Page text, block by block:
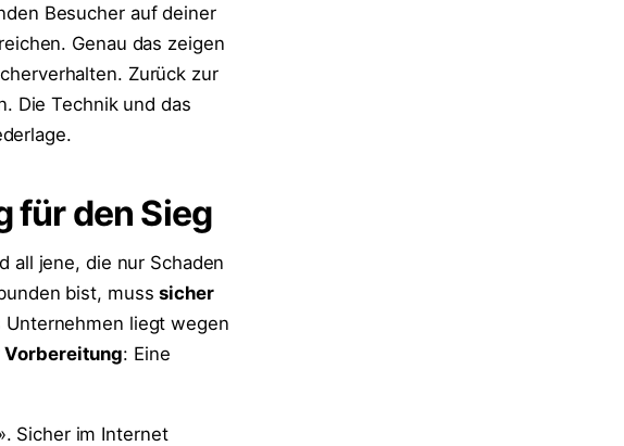
Besucher auf deiner
Genau das zeigen
Zurück zur
Die Technik und das
für den Sieg
all jene, die nur Schaden
bist, musssicher
Unternehmen liegt wegen
Vorbereitung: Eine
Sicher im Internet